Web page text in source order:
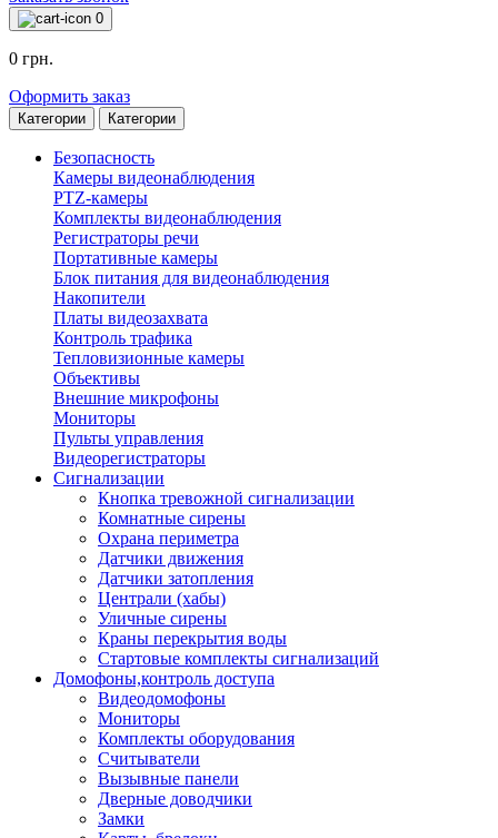
0
0 грн.
Оформить заказ
Категории Категории
Безопасность
Камеры видеонаблюдения
PTZ-камеры
Комплекты видеонаблюдения
Регистраторы речи
Портативные камеры
Блок питания для видеонаблюдения
Накопители
Платы видеозахвата
Контроль трафика
Тепловизионные камеры
Объективы
Внешние микрофоны
Мониторы
Пульты управления
Видеорегистраторы
Сигнализации
Кнопка тревожной сигнализации
Комнатные сирены
Охрана периметра
Датчики движения
Датчики затопления
Централи (хабы)
Уличные сирены
Краны перекрытия воды
Стартовые комплекты сигнализаций
Домофоны,контроль доступа
Видеодомофоны
Мониторы
Комплекты оборудования
Считыватели
Вызывные панели
Дверные доводчики
Замки